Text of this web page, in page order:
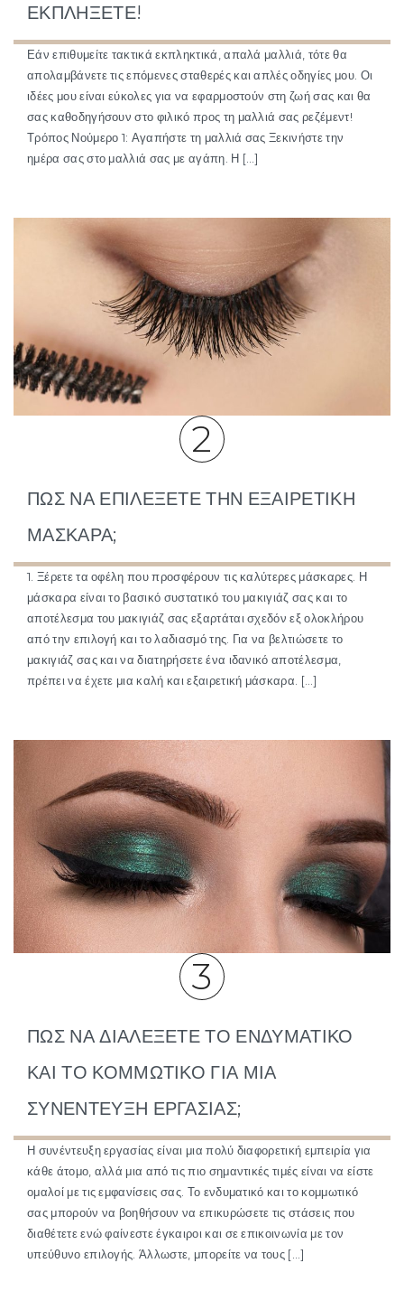
ΈΚΠΛΗΞΕΤΕ!
Εάν επιθυμείτε τακτικά εκπληκτικά, απαλά μαλλιά, τότε θα
απολαμβάνετε τις επόμενες σταθερές και απλές οδηγίες μου. Οι
ιδέες μου είναι εύκολες για να εφαρμοστούν στη ζωή σας και θα
σας καθοδηγήσουν στο φιλικό προς τη μαλλιά σας ρεζέμεντ!
Τρόπος Νούμερο 1: Αγαπήστε τη μαλλιά σας Ξεκινήστε την
ημέρα σας στο μαλλιά σας με αγάπη. Η […]
2
ΠΏΣ ΝΑ ΕΠΙΛΈΞΕΤΕ ΤΗΝ ΕΞΑΙΡΕΤΙΚΉ
ΜΆΣΚΑΡΑ;
1. Ξέρετε τα οφέλη που προσφέρουν τις καλύτερες μάσκαρες. Η
μάσκαρα είναι το βασικό συστατικό του μακιγιάζ σας και το
αποτέλεσμα του μακιγιάζ σας εξαρτάται σχεδόν εξ ολοκλήρου
από την επιλογή και το λαδιασμό της. Για να βελτιώσετε το
μακιγιάζ σας και να διατηρήσετε ένα ιδανικό αποτέλεσμα,
πρέπει να έχετε μια καλή και εξαιρετική μάσκαρα. […]
3
ΠΩΣ ΝΑ ΔΙΑΛΈΞΕΤΕ ΤΟ ΕΝΔΥΜΑΤΙΚΌ
ΚΑΙ ΤΟ ΚΟΜΜΩΤΙΚΌ ΓΙΑ ΜΙΑ
ΣΥΝΈΝΤΕΥΞΗ ΕΡΓΑΣΊΑΣ;
Η συνέντευξη εργασίας είναι μια πολύ διαφορετική εμπειρία για
κάθε άτομο, αλλά μια από τις πιο σημαντικές τιμές είναι να είστε
ομαλοί με τις εμφανίσεις σας. Το ενδυματικό και το κομμωτικό
σας μπορούν να βοηθήσουν να επικυρώσετε τις στάσεις που
διαθέτετε ενώ φαίνεστε έγκαιροι και σε επικοινωνία με τον
υπεύθυνο επιλογής. Άλλωστε, μπορείτε να τους […]